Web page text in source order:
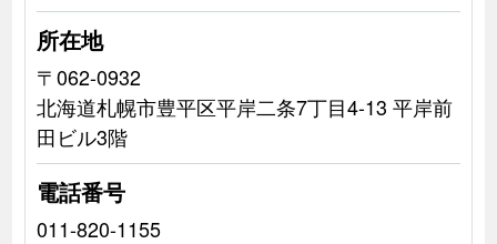
所在地
〒062-0932
北海道札幌市豊平区平岸二条7丁目4-13 平岸前
田ビル3階
電話番号
011-820-1155